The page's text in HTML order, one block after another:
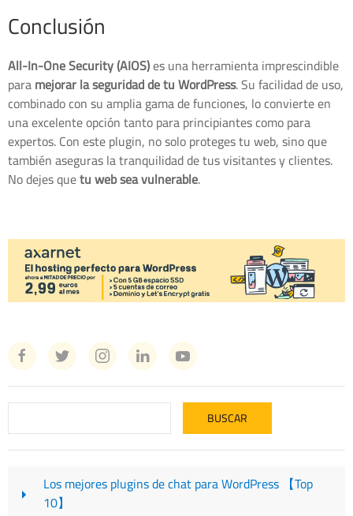
Conclusión
All-In-One Security (AIOS)es una herramienta imprescindible
paramejorar la seguridad de tu WordPress. Su facilidad de uso,
combinado con su amplia gama de funciones, lo convierte en
una excelente opción tanto para principiantes como para
expertos. Con este plugin, no solo proteges tu web, sino que
también aseguras la tranquilidad de tus visitantes y clientes.
No dejes quetu web sea vulnerable.
Los mejores plugins de chat para WordPress 【Top
10】